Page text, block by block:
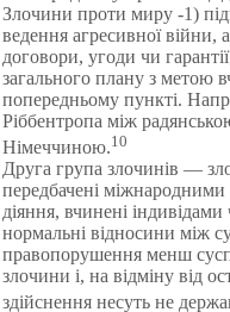
Злочини проти миру -1)
ведення агресивної війни,
договори, угоди чи
загального плану з метою
попередньому пункті.
Ріббентропа між
Німеччиною.10
Друга група злочинів —
передбачені міжнародними
діяння, вчинені
нормальні відносини між
правопорушення менш
злочини і, на відміну від
здійснення несуть не